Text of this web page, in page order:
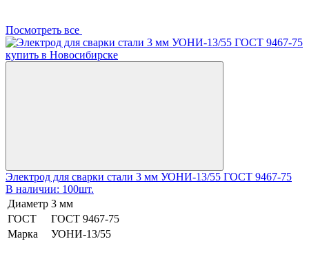
Посмотреть все
Электрод для сварки стали 3 мм УОНИ-13/55 ГОСТ 9467-75
В наличии: 100шт.
Диаметр 3 мм
ГОСТ
ГОСТ 9467-75
Марка
УОНИ-13/55